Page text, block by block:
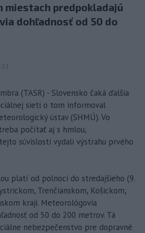
miestach predpokladajú
dohľadnosť od 50 do
(TASR) - Slovensko čaká ďalšia
sieti o tom informoval
ústav (SHMÚ). Vo
počítať aj s hmlou,
súvislosti vydali výstrahu prvého
platí od polnoci do stredajšieho (9.
Trenčianskom, Košickom,
kraji. Meteorológovia
od 50 do 200 metrov. Tá
nebezpečenstvo pre dopravné